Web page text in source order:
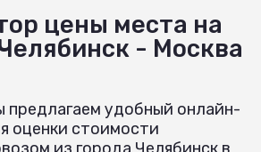
цены места на
- Москва
предлагаем удобный онлайн-
оценки стоимости